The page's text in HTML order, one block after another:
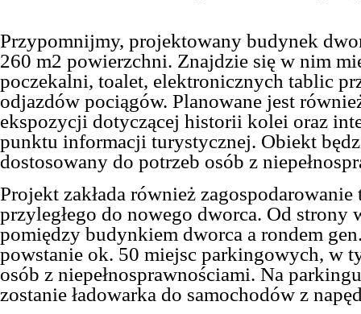
Przypomnijmy, projektowany budynek
260 m2 powierzchni. Znajdzie się w nim
poczekalni, toalet, elektronicznych tablic
odjazdów pociągów. Planowane jest
ekspozycji dotyczącej historii kolei oraz
punktu informacji turystycznej. Obiekt
dostosowany do potrzeb osób z
Projekt zakłada również zagospodarowanie
przyległego do nowego dworca. Od strony
pomiędzy budynkiem dworca a rondem
powstanie ok. 50 miejsc parkingowych, w
osób z niepełnosprawnościami. Na
zostanie ładowarka do samochodów z